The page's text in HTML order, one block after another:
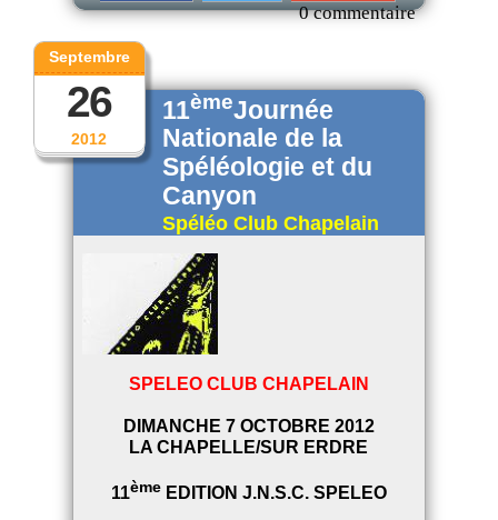
0 commentaire
2012
Septembre
26 11èmeJournée
Nationale de la
Spéléologie et du
Canyon
Spéléo Club Chapelain
SPELEO CLUB CHAPELAIN
DIMANCHE 7 OCTOBRE 2012
LA CHAPELLE/SUR ERDRE
11èmeEDITION J.N.S.C. SPELEO